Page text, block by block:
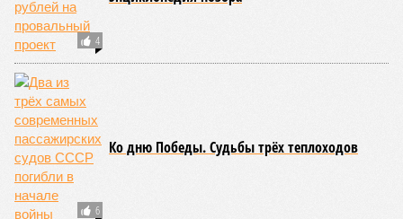
Согласно сколковской модели повреждение одних только
нейронов сокращает среднюю продолжительность жизни
до 194 лет, а повреждение клеток сердечной мышцы – до
208 лет. Эти результаты заставляют усомниться в мечтах
энтузиастов долголетия, таких как биохакер Брайан
Джонсон, который ежегодно тратит миллионы долларов на
попытки замедлить процесс старения и в конечном счёте
опередить саму смерть, иронизируют в New York Post.
Главная проблема и печаль в том, что не в одних только
мутациях дело.
соматические мутации вносят значительный вклад в